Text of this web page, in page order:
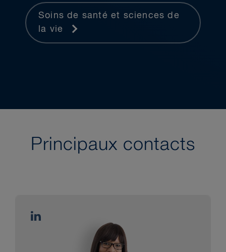
Soins de santé et sciences de
la vie
Principaux contacts